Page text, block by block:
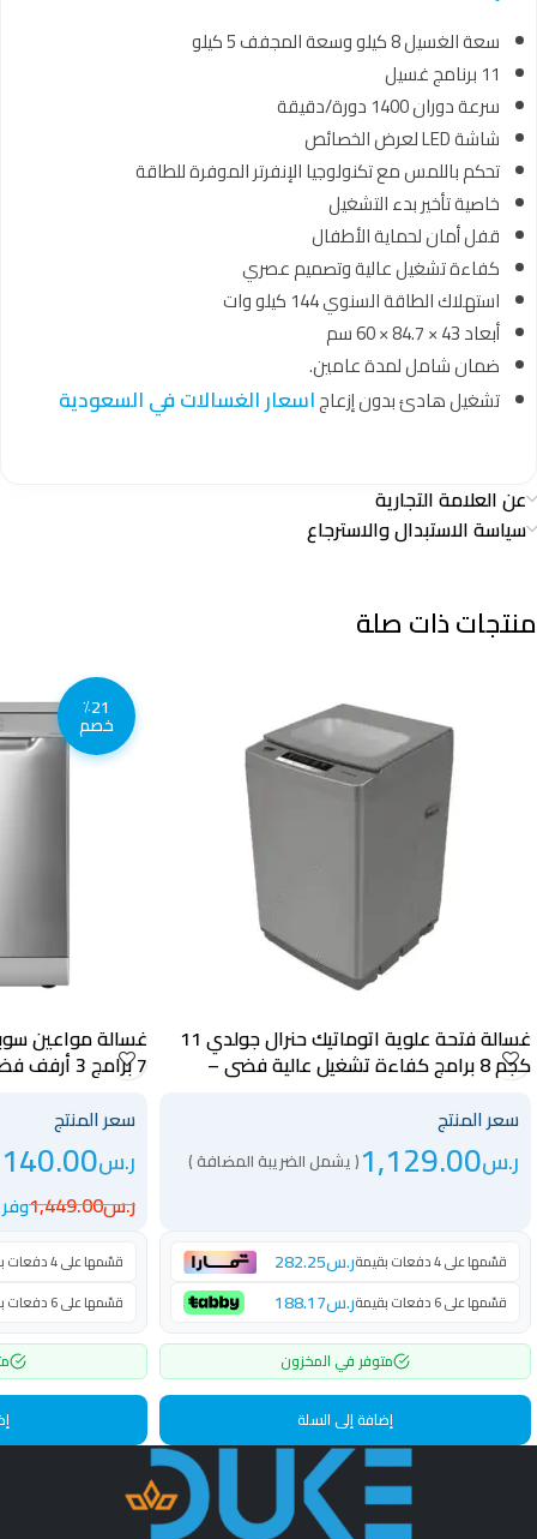
سعة الغسيل 8 كيلو وسعة المجفف 5 كيلو
11 برنامج غسيل
سرعة دوران 1400 دورة/دقيقة
شاشة LED لعرض الخصائص
تحكم باللمس مع تكنولوجيا الإنفرتر الموفرة للطاقة
خاصية تأخير بدء التشغيل
قفل أمان لحماية الأطفال
كفاءة تشغيل عالية وتصميم عصري
استهلاك الطاقة السنوي 144 كيلو وات
أبعاد 43 × 84.7 × 60 سم
ضمان شامل لمدة عامين.
تشغيل هادئ بدون إزعاجاسعار الغسالات في السعودية
عن العلامة التجارية
سياسة الاستبدال والاسترجاع
منتجات ذات صلة
غسالة فتحة علوية اتوماتيك حنرال جولدي 11
كجم 8 برامج كفاءة تشغيل عالية فضي –
GGWMTL11S2
سعر المنتج
ر.س1,129.00( يشمل الضريبة المضافة )
قسّمها على 4 دفعات بقيمة ر.س282.25
قسّمها على 6 دفعات بقيمة ر.س188.17
متوفر في المخزون
إضافة إلى السلة
٪21
خصم
7 برامج 3 أرفف فضي – KSGDW1608SS
سعر المنتج
ر.س
ر.س1,449.00وفر 309 ر.س
قسّمها على 4 دفعات بقيمة
قسّمها على 6 دفعات بقيمة